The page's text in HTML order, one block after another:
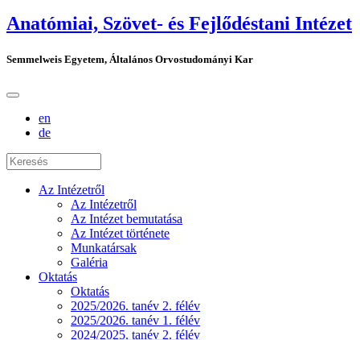
Anatómiai, Szövet- és Fejlődéstani Intézet
Semmelweis Egyetem, Általános Orvostudományi Kar
en
de
Az Intézetről
Az Intézetről
Az Intézet bemutatása
Az Intézet története
Munkatársak
Galéria
Oktatás
Oktatás
2025/2026. tanév 2. félév
2025/2026. tanév 1. félév
2024/2025. tanév 2. félév